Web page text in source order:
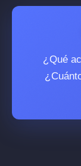
¿Qué